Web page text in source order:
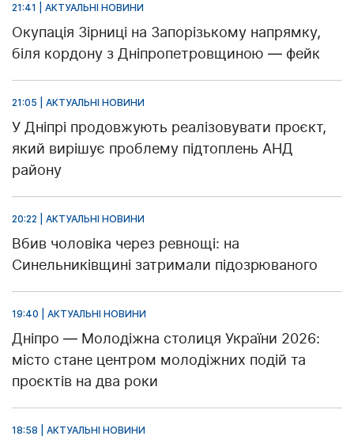
21:41 | АКТУАЛЬНІ НОВИНИ
Окупація Зірниці на Запорізькому напрямку,
біля кордону з Дніпропетровщиною — фейк
21:05 | АКТУАЛЬНІ НОВИНИ
У Дніпрі продовжують реалізовувати проєкт,
який вирішує проблему підтоплень АНД
району
20:22 | АКТУАЛЬНІ НОВИНИ
Вбив чоловіка через ревнощі: на
Синельниківщині затримали підозрюваного
19:40 | АКТУАЛЬНІ НОВИНИ
Дніпро — Молодіжна столиця України 2026:
місто стане центром молодіжних подій та
проєктів на два роки
18:58 | АКТУАЛЬНІ НОВИНИ